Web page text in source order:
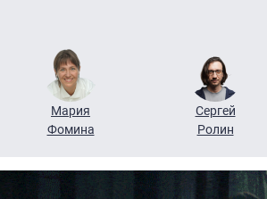
Мария
Фомина
Сергей
Ролин